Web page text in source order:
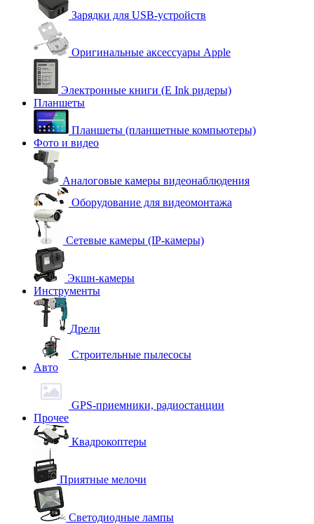
Зарядки для USB-устройств
Оригинальные аксессуары Apple
Электронные книги (E Ink ридеры)
Планшеты
Планшеты (планшетные компьютеры)
Фото и видео
Аналоговые камеры видеонаблюдения
Оборудование для видеомонтажа
Сетевые камеры (IP-камеры)
Экшн-камеры
Инструменты
Дрели
Строительные пылесосы
Авто
GPS-приемники, радиостанции
Прочее
Квадрокоптеры
Приятные мелочи
Светодиодные лампы